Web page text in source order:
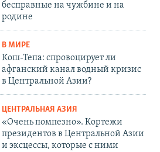
бесправные на чужбине и на
родине
В МИРЕ
Кош-Тепа: спровоцирует ли
афганский канал водный кризис
в Центральной Азии?
ЦЕНТРАЛЬНАЯ АЗИЯ
«Очень помпезно». Кортежи
президентов в Центральной Азии
и эксцессы, которые с ними